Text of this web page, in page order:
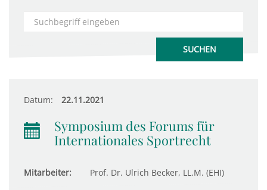
Datum: 22.11.2021
Symposium des Forums für
Internationales Sportrecht
Mitarbeiter: Prof. Dr. Ulrich Becker, LL.M. (EHI)